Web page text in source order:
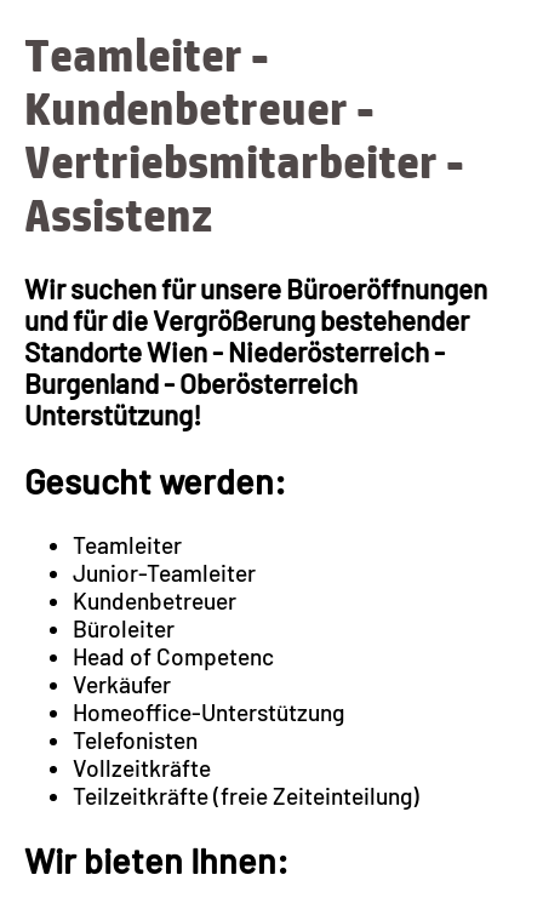
Teamleiter -
Kundenbetreuer -
Vertriebsmitarbeiter -
Assistenz
Wir suchen für unsere Büroeröffnungen
und für die Vergrößerung bestehender
Standorte Wien - Niederösterreich -
Burgenland - Oberösterreich
Unterstützung!
Gesucht werden:
Teamleiter
Junior-Teamleiter
Kundenbetreuer
Büroleiter
Head of Competenc
Verkäufer
Homeoffice-Unterstützung
Telefonisten
Vollzeitkräfte
Teilzeitkräfte (freie Zeiteinteilung)
Wir bieten Ihnen: